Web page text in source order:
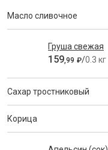
Масло сливочное
Груша свежая
159,99 ₽/0.3 кг
Сахар тростниковый
Корица